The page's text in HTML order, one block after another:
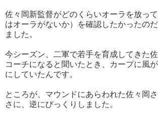
佐々岡新監督がどのくらいオーラを放っ
はオーラがないか）を確認したかったの
ました。
今シーズン、二軍で若手を育成してきた
コーチになると聞いたとき、カープに風
にしていたんです。
ところが、マウンドにあらわれた佐々岡
さに、逆にびっくりしました。